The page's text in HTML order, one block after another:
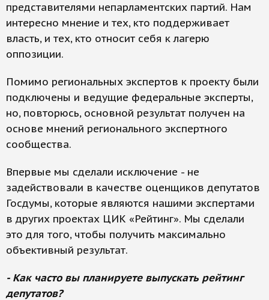
представителями непарламентских партий. Нам
интересно мнение и тех, кто поддерживает
власть, и тех, кто относит себя к лагерю
оппозиции.
Помимо региональных экспертов к проекту были
подключены и ведущие федеральные эксперты,
но, повторюсь, основной результат получен на
основе мнений регионального экспертного
сообщества.
Впервые мы сделали исключение - не
задействовали в качестве оценщиков депутатов
Госдумы, которые являются нашими экспертами
в других проектах ЦИК «Рейтинг». Мы сделали
это для того, чтобы получить максимально
объективный результат.
- Как часто вы планируете выпускать рейтинг
депутатов?